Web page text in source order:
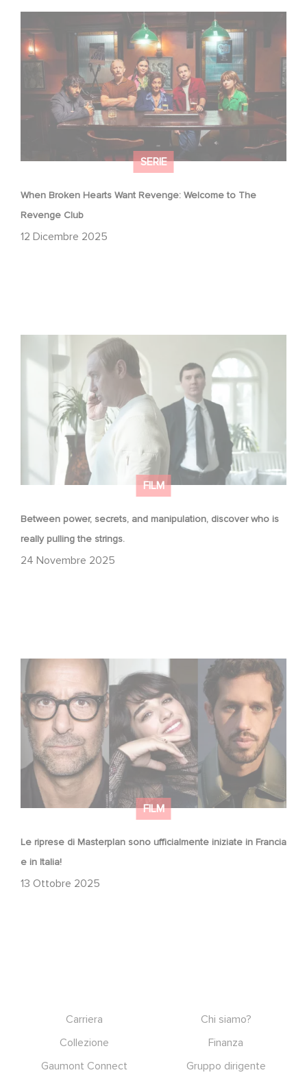
SERIE
When Broken Hearts Want Revenge: Welcome to The
Revenge Club
12 Dicembre 2025
When Broken Hearts Want Revenge: Welcome to The
Revenge Club
FILM
Between power, secrets, and manipulation, discover who is
really pulling the strings.
24 Novembre 2025
Between power, secrets, and manipulation, discover
who is really pulling the strings.
FILM
Le riprese di Masterplan sono ufficialmente iniziate in Francia
e in Italia!
13 Ottobre 2025
Le riprese di Masterplan sono ufficialmente iniziate in
Carriera
Chi siamo?
Collezione
Finanza
Gaumont Connect
Gruppo dirigente